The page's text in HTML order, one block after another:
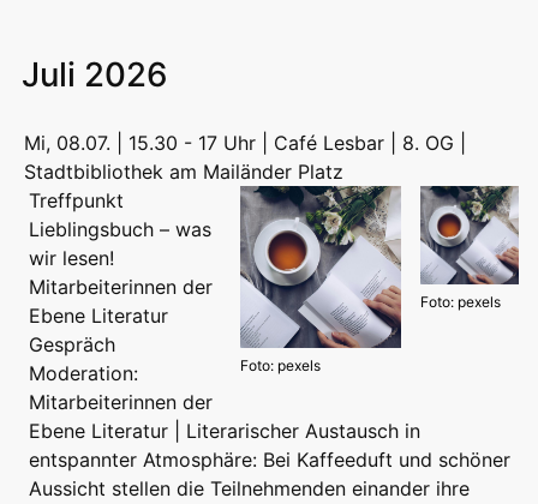
Juli 2026
Mi, 08.07. | 15.30 - 17 Uhr | Café Lesbar | 8. OG |
Stadtbibliothek am Mailänder Platz
Foto: pexels
Foto: pexels
Treffpunkt
Lieblingsbuch – was
wir lesen!
Mitarbeiterinnen der
Ebene Literatur
Gespräch
Moderation:
Mitarbeiterinnen der
Ebene Literatur | Literarischer Austausch in
entspannter Atmosphäre: Bei Kaffeeduft und schöner
Aussicht stellen die Teilnehmenden einander ihre